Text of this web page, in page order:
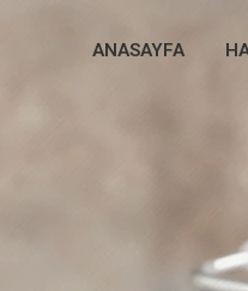
ANASAYFA